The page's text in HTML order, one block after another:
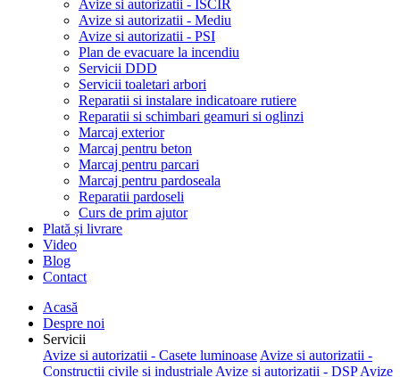
Avize si autorizatii - ISCIR
Avize si autorizatii - Mediu
Avize si autorizatii - PSI
Plan de evacuare la incendiu
Servicii DDD
Servicii toaletari arbori
Reparatii si instalare indicatoare rutiere
Reparatii si schimbari geamuri si oglinzi
Marcaj exterior
Marcaj pentru beton
Marcaj pentru parcari
Marcaj pentru pardoseala
Reparatii pardoseli
Curs de prim ajutor
Plată și livrare
Video
Blog
Contact
Acasă
Despre noi
Servicii
Avize si autorizatii - Casete luminoase Avize si autorizatii -
Constructii civile si industriale Avize si autorizatii - DSP Avize